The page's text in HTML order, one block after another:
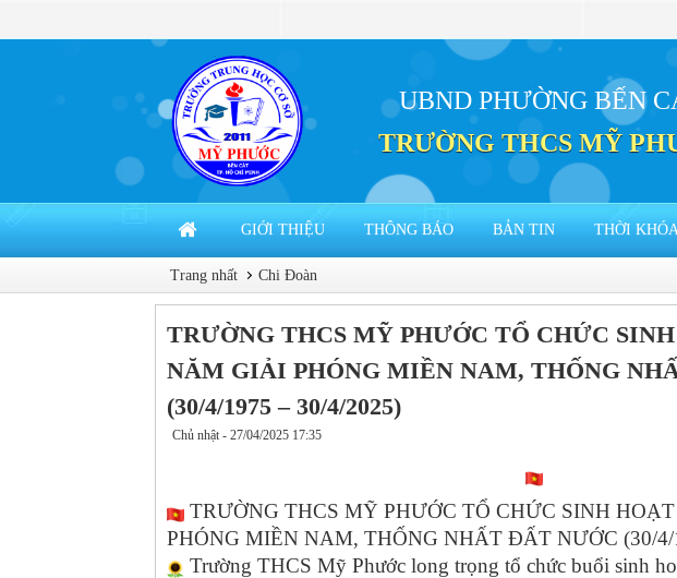
UBND PHƯỜNG BẾN
TRƯỜNG THCS MỸ
GIỚI THIỆU THÔNG BÁO BẢN TIN THỜI
Trang nhất Chi Đoàn
TRƯỜNG THCS MỸ PHƯỚC TỔ CHỨC
NĂM GIẢI PHÓNG MIỀN NAM, THỐNG
(30/4/1975 – 30/4/2025)
Chủ nhật - 27/04/2025 17:35
TRƯỜNG THCS MỸ PHƯỚC TỔ CHỨC SINH
PHÓNG MIỀN NAM, THỐNG NHẤT ĐẤT NƯỚC (30/4/
Trường THCS Mỹ Phước long trọng tổ chức buổi sinh